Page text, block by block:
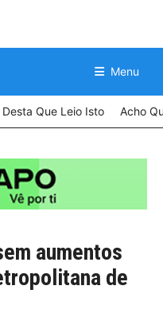
Menu
Desta Que Leio Isto Acho
aumentos
de